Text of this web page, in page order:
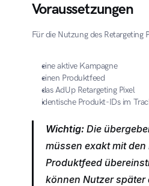
Voraussetzungen
Für die Nutzung des Retargeting
eine aktive Kampagne
einen Produktfeed
das AdUp Retargeting Pixel
identische Produkt-IDs im
Wichtig: Die
müssen exakt mit den
Produktfeed
können Nutzer später